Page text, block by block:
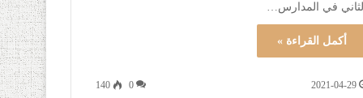
الثاني في المدارس…
أكمل القراءة »
2021-04-29
0
140